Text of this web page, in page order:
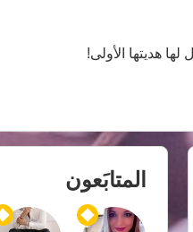
هديتها الأولى!
المتابَعون